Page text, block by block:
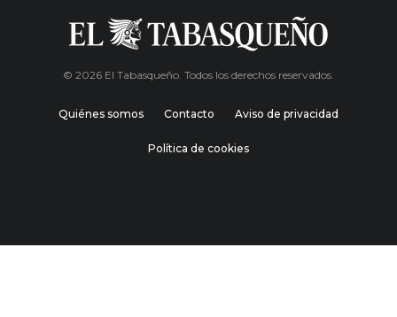
© 2026 El Tabasqueño. Todos los derechos reservados.
Quiénes somos Contacto Aviso de privacidad
Política de cookies